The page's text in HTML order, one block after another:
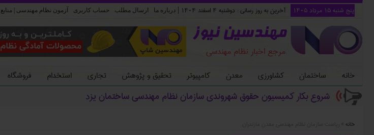
پنج شنبه ۱۵ مرداد ۱۴۰۵ آخرین به روز رسانی : دوشنبه ۴ اسفند ۱۴۰۴ | درباره ما ارسال مطلب حساب کاربری آزمون نظام مهندسی |
مهندسین نیوز
مرجع اخبار نظام مهندسی
خانه ساختمان کشاورزی معدن کامپیوتر تحقیق و پژوهش تجاری استخدام فروشگاه
شروع بکار کمیسیون حقوق شهروندی سازمان نظام مهندسی ساختمان یزد
خانه